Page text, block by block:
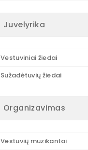
Juvelyrika
Vestuviniai žiedai
Sužadėtuvių žiedai
Organizavimas
Vestuvių muzikantai